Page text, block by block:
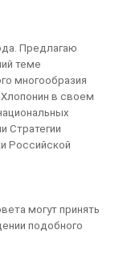
Предлагаю
теме
многообразия
в своем
Стратегии
Российской
могут принять
подобного